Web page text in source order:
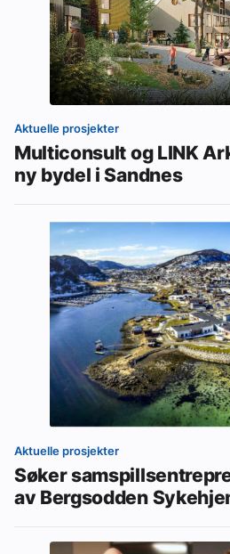
Aktuelle prosjekter
Multiconsult og LINK
ny bydel i Sandnes
Aktuelle prosjekter
Søker
av Bergsodden